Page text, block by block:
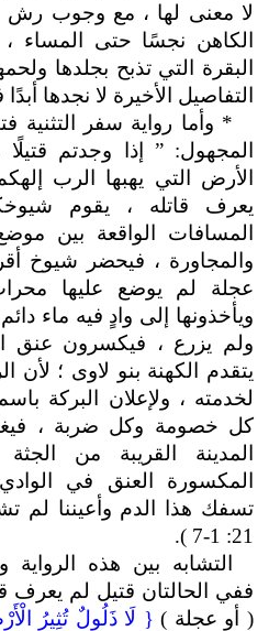
لا معنى لها ، مع وجوب رش
الكاهن نجسًا حتى المساء
البقرة التي تذبح بجلدها
التفاصيل الأخيرة لا نجدها
* وأما رواية سفر التثنية
المجهول: ” إذا وجدتم
الأرض التي يهبها الرب
يعرف قاتله ، يقوم
المسافات الواقعة بين
والمجاورة ، فيحضر شيوخ
عجلة لم يوضع عليها
ويأخذونها إلى وادٍ فيه ماء
ولم يزرع ، فيكسرون عنق
يتقدم الكهنة بنو لاوى ؛ لأن
لخدمته ، ولإعلان البركة
كل خصومة وكل ضربة ،
المدينة القريبة من
المكسورة العنق في
تسفك هذا الدم وأعيننا لم
21: 1-7 ).
التشابه بين هذه الرواية
ففي الحالتان قتيل لم يعرف
( أو عجلة ) { لَا ذَلُولٌ تُثِيرُ